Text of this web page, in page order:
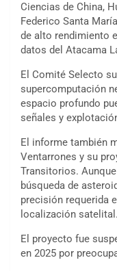
Ciencias de China,
Federico Santa
de alto rendimiento
datos del Atacama
El Comité Selecto
supercomputación
espacio profundo
señales y
El informe también
Ventarrones y su
Transitorios.
búsqueda de
precisión requerida
localización satelital.
El proyecto fue
en 2025 por